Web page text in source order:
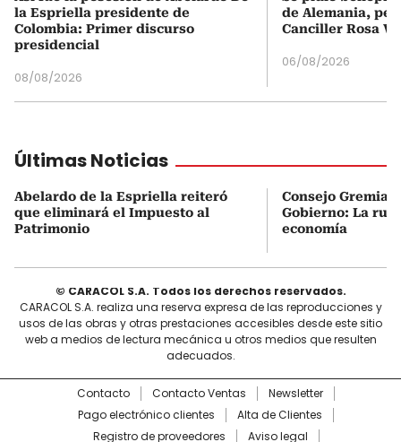
la Espriella presidente de
Colombia: Primer discurso
presidencial
08/08/2026
de Alemania,
Canciller Rosa
06/08/2026
Últimas Noticias
Abelardo de la Espriella reiteró
que eliminará el Impuesto al
Patrimonio
Consejo Gremial
Gobierno: La
economía
© CARACOL S.A. Todos los derechos reservados.
CARACOL S.A. realiza una reserva expresa de las reproducciones y
usos de las obras y otras prestaciones accesibles desde este sitio
web a medios de lectura mecánica u otros medios que resulten
adecuados.
Contacto Contacto Ventas
Newsletter
Pago electrónico clientes
Alta de Clientes
Registro de proveedores
Aviso legal